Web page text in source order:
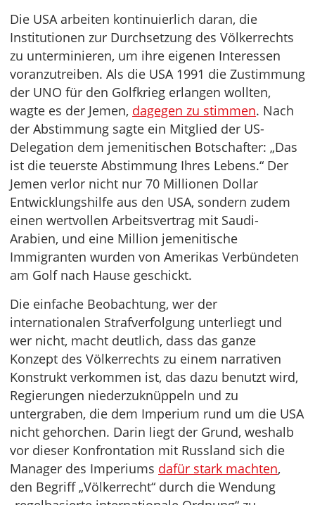
Die USA arbeiten kontinuierlich daran, die
Institutionen zur Durchsetzung des Völkerrechts
zu unterminieren, um ihre eigenen Interessen
voranzutreiben. Als die USA 1991 die Zustimmung
der UNO für den Golfkrieg erlangen wollten,
wagte es der Jemen, dagegen zu stimmen. Nach
der Abstimmung sagte ein Mitglied der US-
Delegation dem jemenitischen Botschafter: „Das
ist die teuerste Abstimmung Ihres Lebens.“ Der
Jemen verlor nicht nur 70 Millionen Dollar
Entwicklungshilfe aus den USA, sondern zudem
einen wertvollen Arbeitsvertrag mit Saudi-
Arabien, und eine Million jemenitische
Immigranten wurden von Amerikas Verbündeten
am Golf nach Hause geschickt.
Die einfache Beobachtung, wer der
internationalen Strafverfolgung unterliegt und
wer nicht, macht deutlich, dass das ganze
Konzept des Völkerrechts zu einem narrativen
Konstrukt verkommen ist, das dazu benutzt wird,
Regierungen niederzuknüppeln und zu
untergraben, die dem Imperium rund um die USA
nicht gehorchen. Darin liegt der Grund, weshalb
vor dieser Konfrontation mit Russland sich die
Manager des Imperiums dafür stark machten,
den Begriff „Völkerrecht“ durch die Wendung